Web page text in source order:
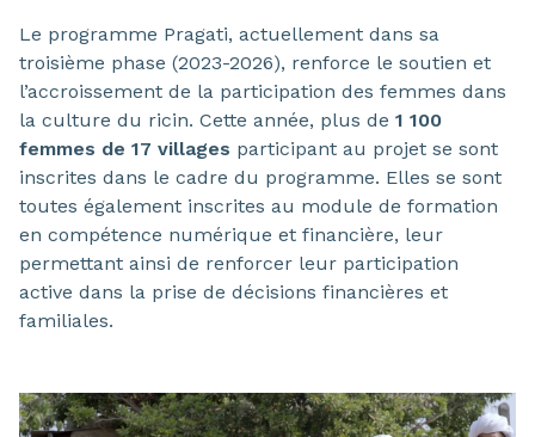
Le programme Pragati, actuellement dans sa
troisième phase (2023-2026), renforce le soutien et
l’accroissement de la participation des femmes dans
la culture du ricin. Cette année, plus de 1 100
femmes de 17 villages participant au projet se sont
inscrites dans le cadre du programme. Elles se sont
toutes également inscrites au module de formation
en compétence numérique et financière, leur
permettant ainsi de renforcer leur participation
active dans la prise de décisions financières et
familiales.